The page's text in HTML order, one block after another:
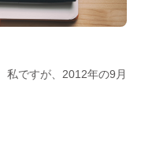
私ですが、2012年の9月